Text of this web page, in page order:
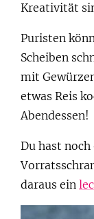
Kreativität
Puristen
Scheiben
mit
etwas Reis
Abendessen!
Du hast
daraus ein